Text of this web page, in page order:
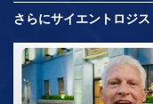
さらにサイエントロジ